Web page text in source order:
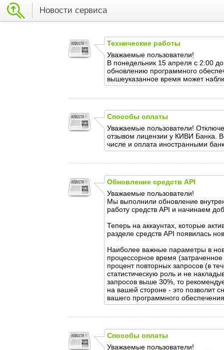
Новости сервиса
Технические работы
Уважаемые пользователи!
В понедельник 15 апреля с 2:00
обновлению программного
вышеуказанное время может
Способы оплаты
Уважаемые пользователи!
отзывом лицензии у КИВИ Банка.
числе и оплата иностранными
Обновление средств API
Уважаемые пользователи!
Мы выполнили обновление
работу средств API и начинаем
Теперь на аккаунтах, которые
разделе средств API появилась
Наиболее важные параметры в
процессорное время (затраченное
процент повторных запросов (в
статистическую роль и не
запросов выше 30%, то
на вашей стороне - это позволит
вашего программного
Способы оплаты
Уважаемые пользователи!